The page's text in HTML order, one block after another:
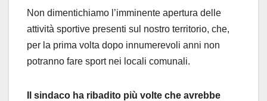
Non dimentichiamo l’imminente apertura delle
attività sportive presenti sul nostro territorio, che,
per la prima volta dopo innumerevoli anni non
potranno fare sport nei locali comunali.
Il sindaco ha ribadito più volte che avrebbe